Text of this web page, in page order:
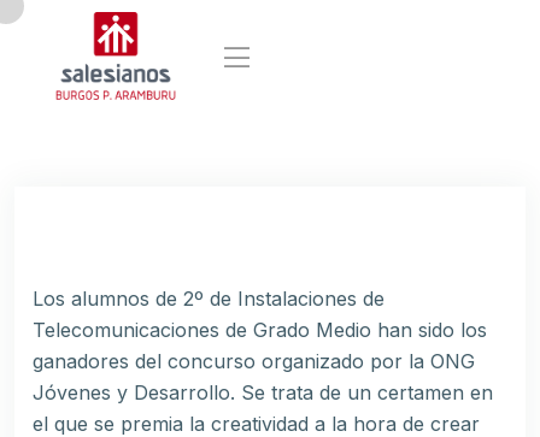
Los alumnos de 2º de Instalaciones de
Telecomunicaciones de Grado Medio han sido los
ganadores del concurso organizado por la ONG
Jóvenes y Desarrollo. Se trata de un certamen en
el que se premia la creatividad a la hora de crear